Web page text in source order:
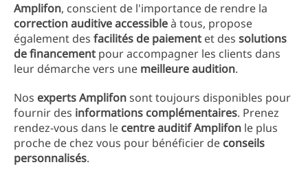
Amplifon, conscient de l'importance de rendre la
correction auditive accessibleà tous, propose
également des facilités de paiement et des solutions
de financement pour accompagner les clients dans
leur démarche vers une meilleure audition.
Nos experts Amplifonsont toujours disponibles pour
fournir des informations complémentaires. Prenez
rendez-vous dans le centre auditif Amplifon le plus
proche de chez vous pour bénéficier de conseils
personnalisés.